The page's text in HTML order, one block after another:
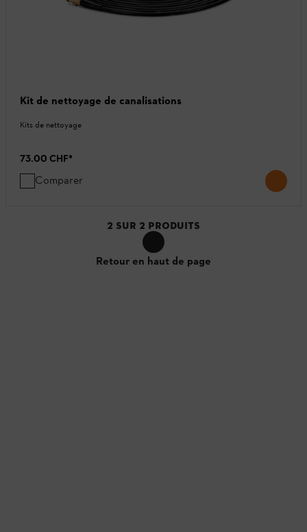
Kit de nettoyage de canalisations
Kits de nettoyage
73.00 CHF*
Comparer
2 SUR 2 PRODUITS
Retour en haut de page